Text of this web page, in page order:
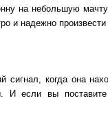
на небольшую
и надежно
когда она
И если вы